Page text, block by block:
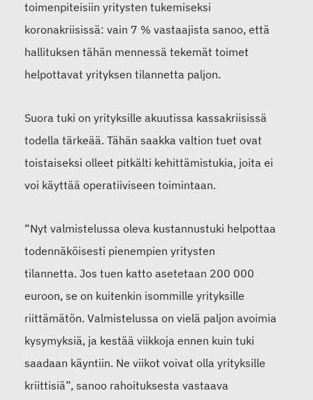
toimenpiteisiin yritysten tukemiseksi
koronakriisissä: vain 7 % vastaajista sanoo, että
hallituksen tähän mennessä tekemät toimet
helpottavat yrityksen tilannetta paljon.
Suora tuki on yrityksille akuutissa kassakriisissä
todella tärkeää. Tähän saakka valtion tuet ovat
toistaiseksi olleet pitkälti kehittämistukia, joita ei
voi käyttää operatiiviseen toimintaan.
“Nyt valmistelussa oleva kustannustuki helpottaa
todennäköisesti pienempien yritysten
tilannetta. Jos tuen katto asetetaan 200 000
euroon, se on kuitenkin isommille yrityksille
riittämätön. Valmistelussa on vielä paljon avoimia
kysymyksiä, ja kestää viikkoja ennen kuin tuki
saadaan käyntiin. Ne viikot voivat olla yrityksille
kriittisiä”, sanoo rahoituksesta vastaava